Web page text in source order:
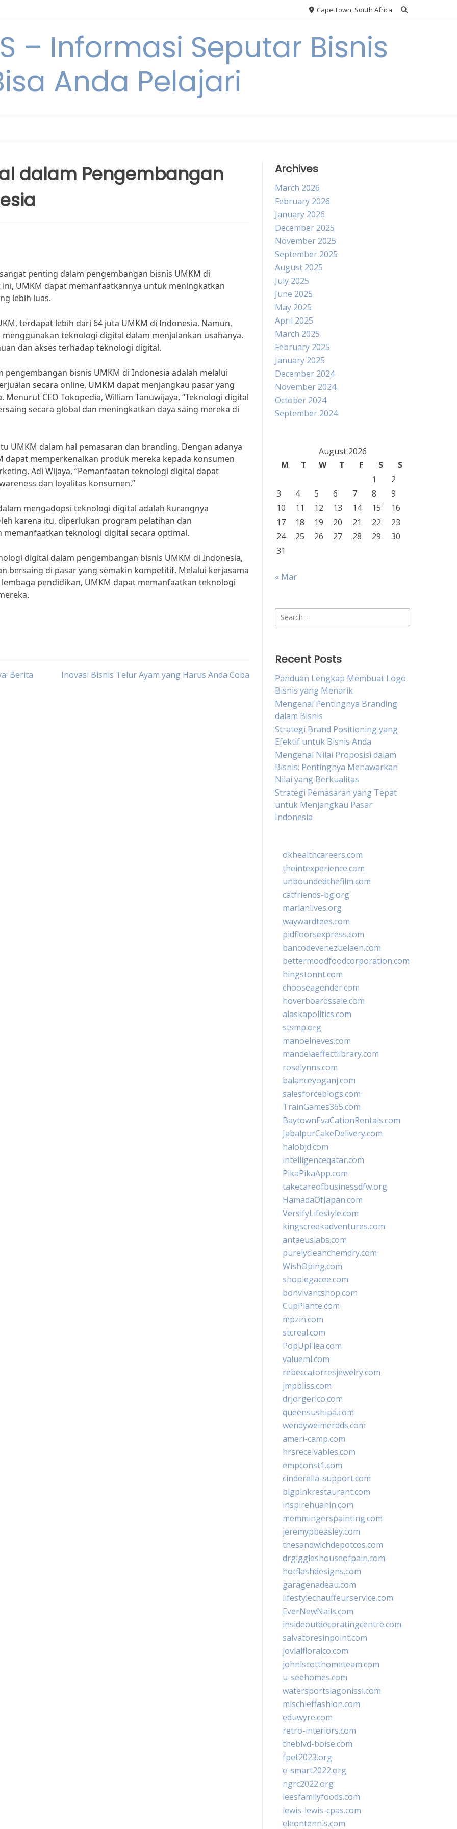
Cape Town, South Africa
– Informasi Seputar Bisnis
Anda Pelajari
dalam Pengembangan
penting dalam pengembangan bisnis UMKM di
UMKM dapat memanfaatkannya untuk meningkatkan
lebih luas.
terdapat lebih dari 64 juta UMKM di Indonesia. Namun,
teknologi digital dalam menjalankan usahanya.
dan akses terhadap teknologi digital.
bisnis UMKM di Indonesia adalah melalui
secara online, UMKM dapat menjangkau pasar yang
CEO Tokopedia, William Tanuwijaya, “Teknologi digital
secara global dan meningkatkan daya saing mereka di
UMKM dalam hal pemasaran dan branding. Dengan adanya
dapat memperkenalkan produk mereka kepada konsumen
Adi Wijaya, “Pemanfaatan teknologi digital dapat
dan loyalitas konsumen.”
mengadopsi teknologi digital adalah kurangnya
karena itu, diperlukan program pelatihan dan
teknologi digital secara optimal.
digital dalam pengembangan bisnis UMKM di Indonesia,
bersaing di pasar yang semakin kompetitif. Melalui kerjasama
pendidikan, UMKM dapat memanfaatkan teknologi
Berita
Inovasi Bisnis Telur Ayam yang Harus Anda Coba
Archives
March 2026
February 2026
January 2026
December 2025
November 2025
September 2025
August 2025
July 2025
June 2025
May 2025
April 2025
March 2025
February 2025
January 2025
December 2024
November 2024
October 2024
September 2024
August 2026
M
T W T F S
S
1
2
3
4 5 6 7 8
9
10
11 12 13 14 15
16
17
18 19 20 21 22
23
24
25 26 27 28 29
30
31
« Mar
Search
for:
Recent Posts
Panduan Lengkap Membuat Logo
Bisnis yang Menarik
Mengenal Pentingnya Branding
dalam Bisnis
Strategi Brand Positioning yang
Efektif untuk Bisnis Anda
Mengenal Nilai Proposisi dalam
Bisnis: Pentingnya Menawarkan
Nilai yang Berkualitas
Strategi Pemasaran yang Tepat
untuk Menjangkau Pasar
Indonesia
okhealthcareers.com
theintexperience.com
unboundedthefilm.com
catfriends-bg.org
marianlives.org
waywardtees.com
pidfloorsexpress.com
bancodevenezuelaen.com
bettermoodfoodcorporation.com
hingstonnt.com
chooseagender.com
hoverboardssale.com
alaskapolitics.com
stsmp.org
manoelneves.com
mandelaeffectlibrary.com
roselynns.com
balanceyoganj.com
salesforceblogs.com
TrainGames365.com
BaytownEvaCationRentals.com
JabalpurCakeDelivery.com
halobjd.com
intelligenceqatar.com
PikaPikaApp.com
takecareofbusinessdfw.org
HamadaOfJapan.com
VersifyLifestyle.com
kingscreekadventures.com
antaeuslabs.com
purelycleanchemdry.com
WishOping.com
shoplegacee.com
bonvivantshop.com
CupPlante.com
mpzin.com
stcreal.com
PopUpFlea.com
valueml.com
rebeccatorresjewelry.com
jmpbliss.com
drjorgerico.com
queensushipa.com
wendyweimerdds.com
ameri-camp.com
hrsreceivables.com
empconst1.com
cinderella-support.com
bigpinkrestaurant.com
inspirehuahin.com
memmingerspainting.com
jeremypbeasley.com
thesandwichdepotcos.com
drgiggleshouseofpain.com
hotflashdesigns.com
garagenadeau.com
lifestylechauffeurservice.com
EverNewNails.com
insideoutdecoratingcentre.com
salvatoresinpoint.com
jovialfloralco.com
johnlscotthometeam.com
u-seehomes.com
watersportslagonissi.com
mischieffashion.com
eduwyre.com
retro-interiors.com
theblvd-boise.com
fpet2023.org
e-smart2022.org
ngrc2022.org
leesfamilyfoods.com
lewis-lewis-cpas.com
eleontennis.com